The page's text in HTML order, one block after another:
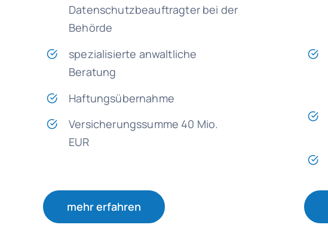
Datenschutzbeauftragter bei der
Behörde
spezialisierte anwaltliche
Beratung
Haftungsübernahme
Versicherungssumme 40 Mio.
EUR
mehr erfahren